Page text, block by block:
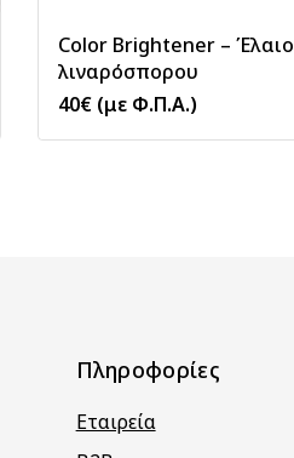
Color Brightener – Έλαιο
λιναρόσπορου
40€ (με Φ.Π.Α.)
Πληροφορίες
Εταιρεία